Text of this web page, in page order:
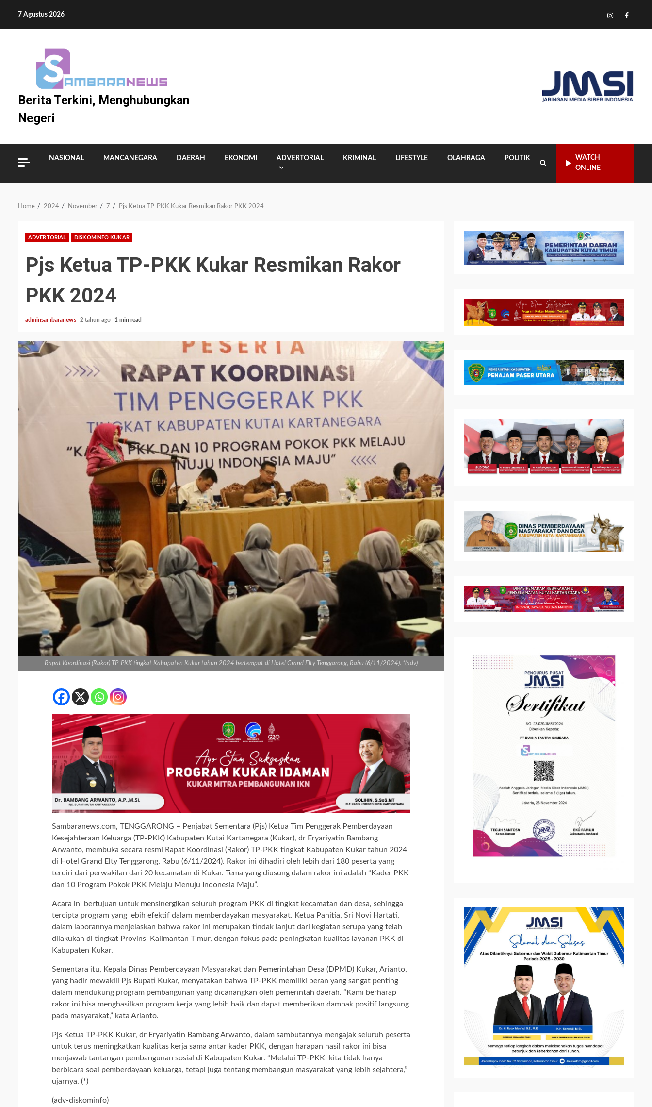
content
7 Agustus 2026 Tiktok
Instagram
Berita Terkini, Menghubungkan
Negeri
NASIONAL MANCANEGARA DAERAH EKONOMI ADVERTORIAL KRIMINAL LIFESTYLE OLAHRAGA POLITIK
WATCH
ONLINE
Home 2024 November 7 Pjs Ketua TP-PKK Kukar Resmikan Rakor PKK 2024
ADVERTORIAL DISKOMINFO KUKAR
Pjs Ketua TP-PKK Kukar Resmikan Rakor
PKK 2024
adminsambaranews 2 tahun ago 1 min read
Rapat Koordinasi (Rakor) TP-PKK tingkat Kabupaten Kukar tahun 2024 bertempat di Hotel Grand Elty Tenggarong, Rabu (6/11/2024). *(adv)
Sambaranews.com, TENGGARONG – Penjabat Sementara (Pjs) Ketua Tim Penggerak Pemberdayaan
Kesejahteraan Keluarga (TP-PKK) Kabupaten Kutai Kartanegara (Kukar), dr Eryariyatin Bambang
Arwanto, membuka secara resmi Rapat Koordinasi (Rakor) TP-PKK tingkat Kabupaten Kukar tahun 2024
di Hotel Grand Elty Tenggarong, Rabu (6/11/2024). Rakor ini dihadiri oleh lebih dari 180 peserta yang
terdiri dari perwakilan dari 20 kecamatan di Kukar. Tema yang diusung dalam rakor ini adalah “Kader PKK
dan 10 Program Pokok PKK Melaju Menuju Indonesia Maju”.
Acara ini bertujuan untuk mensinergikan seluruh program PKK di tingkat kecamatan dan desa, sehingga
tercipta program yang lebih efektif dalam memberdayakan masyarakat. Ketua Panitia, Sri Novi Hartati,
dalam laporannya menjelaskan bahwa rakor ini merupakan tindak lanjut dari kegiatan serupa yang telah
dilakukan di tingkat Provinsi Kalimantan Timur, dengan fokus pada peningkatan kualitas layanan PKK di
Kabupaten Kukar.
Sementara itu, Kepala Dinas Pemberdayaan Masyarakat dan Pemerintahan Desa (DPMD) Kukar, Arianto,
yang hadir mewakili Pjs Bupati Kukar, menyatakan bahwa TP-PKK memiliki peran yang sangat penting
dalam mendukung program pembangunan yang dicanangkan oleh pemerintah daerah. “Kami berharap
rakor ini bisa menghasilkan program kerja yang lebih baik dan dapat memberikan dampak positif langsung
pada masyarakat,” kata Arianto.
Pjs Ketua TP-PKK Kukar, dr Eryariyatin Bambang Arwanto, dalam sambutannya mengajak seluruh peserta
untuk terus meningkatkan kualitas kerja sama antar kader PKK, dengan harapan hasil rakor ini bisa
menjawab tantangan pembangunan sosial di Kabupaten Kukar. “Melalui TP-PKK, kita tidak hanya
berbicara soal pemberdayaan keluarga, tetapi juga tentang membangun masyarakat yang lebih sejahtera,”
ujarnya. (*)
(adv-diskominfo)